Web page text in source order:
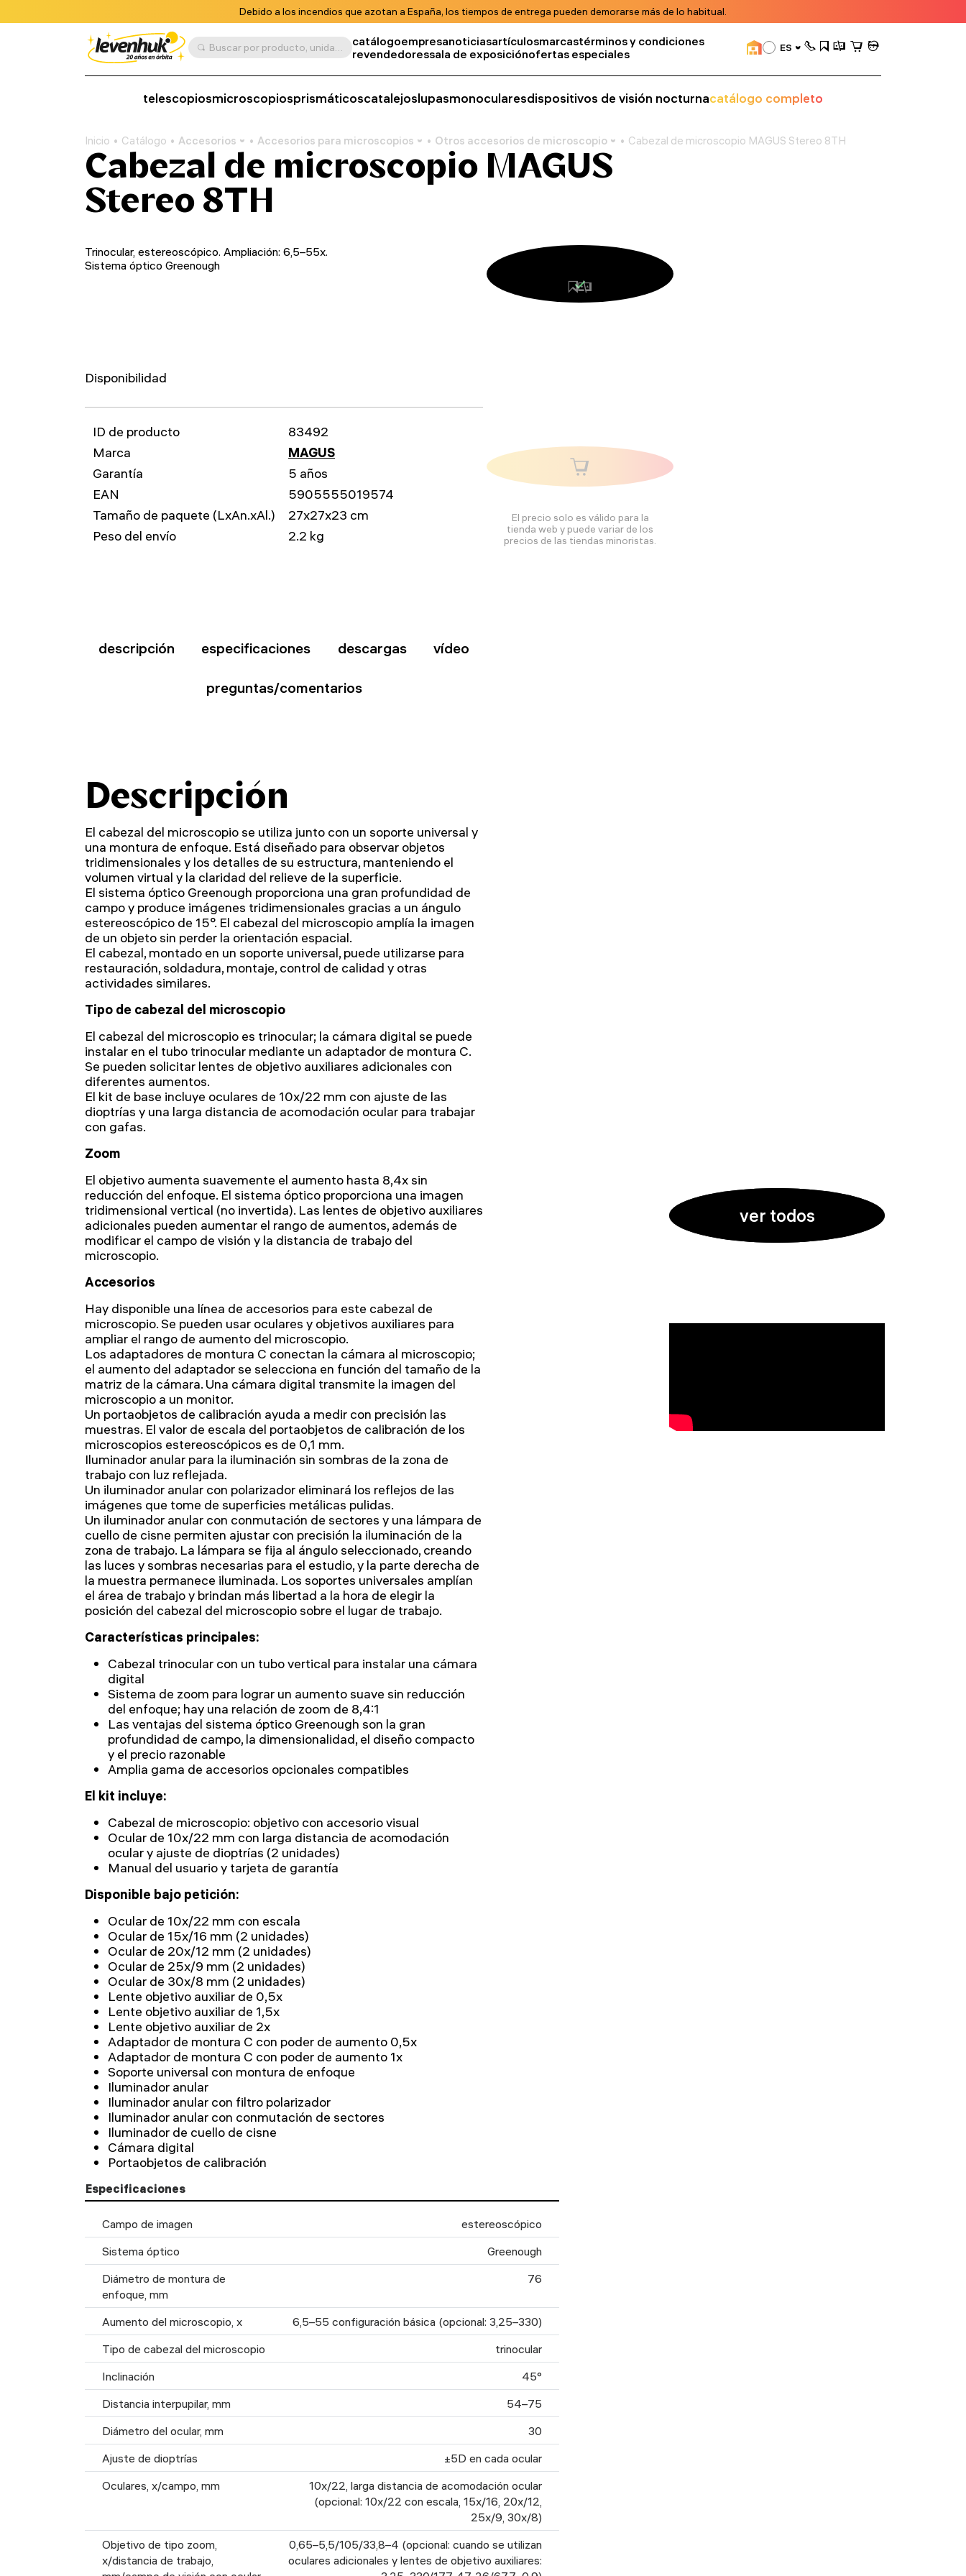
Debido a los incendios que azotan a España, los tiempos de entrega pueden demorarse más de lo habitual.
Buscar por producto, unidad de almacenamiento, categoría, etc. catálogoempresanoticiasartículosmarcastérminos y condiciones
revendedoressala de exposiciónofertas especiales ES
telescopiosmicroscopiosprismáticoscatalejoslupasmonocularesdispositivos de visión nocturnacatálogo completo
Inicio Catálogo Accesorios Accesorios para microscopios Otros accesorios de microscopio Cabezal de microscopio MAGUS Stereo 8TH
Cabezal de microscopio MAGUS
Stereo 8TH
ver todos
El precio solo es válido para la
tienda web y puede variar de los
precios de las tiendas minoristas.
Trinocular, estereoscópico. Ampliación: 6,5–55x.
Sistema óptico Greenough
Disponibilidad
ID de producto
83492
Marca
MAGUS
Garantía
5 años
EAN
5905555019574
Tamaño de paquete (LxAn.xAl.)
27x27x23 cm
Peso del envío
2.2 kg
descripción especificaciones descargas vídeo
preguntas/comentarios
Descripción
El cabezal del microscopio se utiliza junto con un soporte universal y
una montura de enfoque. Está diseñado para observar objetos
tridimensionales y los detalles de su estructura, manteniendo el
volumen virtual y la claridad del relieve de la superficie.
El sistema óptico Greenough proporciona una gran profundidad de
campo y produce imágenes tridimensionales gracias a un ángulo
estereoscópico de 15°. El cabezal del microscopio amplía la imagen
de un objeto sin perder la orientación espacial.
El cabezal, montado en un soporte universal, puede utilizarse para
restauración, soldadura, montaje, control de calidad y otras
actividades similares.
Tipo de cabezal del microscopio
El cabezal del microscopio es trinocular; la cámara digital se puede
instalar en el tubo trinocular mediante un adaptador de montura C.
Se pueden solicitar lentes de objetivo auxiliares adicionales con
diferentes aumentos.
El kit de base incluye oculares de 10x/22 mm con ajuste de las
dioptrías y una larga distancia de acomodación ocular para trabajar
con gafas.
Zoom
El objetivo aumenta suavemente el aumento hasta 8,4x sin
reducción del enfoque. El sistema óptico proporciona una imagen
tridimensional vertical (no invertida). Las lentes de objetivo auxiliares
adicionales pueden aumentar el rango de aumentos, además de
modificar el campo de visión y la distancia de trabajo del
microscopio.
Accesorios
Hay disponible una línea de accesorios para este cabezal de
microscopio. Se pueden usar oculares y objetivos auxiliares para
ampliar el rango de aumento del microscopio.
Los adaptadores de montura C conectan la cámara al microscopio;
el aumento del adaptador se selecciona en función del tamaño de la
matriz de la cámara. Una cámara digital transmite la imagen del
microscopio a un monitor.
Un portaobjetos de calibración ayuda a medir con precisión las
muestras. El valor de escala del portaobjetos de calibración de los
microscopios estereoscópicos es de 0,1 mm.
Iluminador anular para la iluminación sin sombras de la zona de
trabajo con luz reflejada.
Un iluminador anular con polarizador eliminará los reflejos de las
imágenes que tome de superficies metálicas pulidas.
Un iluminador anular con conmutación de sectores y una lámpara de
cuello de cisne permiten ajustar con precisión la iluminación de la
zona de trabajo. La lámpara se fija al ángulo seleccionado, creando
las luces y sombras necesarias para el estudio, y la parte derecha de
la muestra permanece iluminada. Los soportes universales amplían
el área de trabajo y brindan más libertad a la hora de elegir la
posición del cabezal del microscopio sobre el lugar de trabajo.
Características principales:
Cabezal trinocular con un tubo vertical para instalar una cámara
digital
Sistema de zoom para lograr un aumento suave sin reducción
del enfoque; hay una relación de zoom de 8,4:1
Las ventajas del sistema óptico Greenough son la gran
profundidad de campo, la dimensionalidad, el diseño compacto
y el precio razonable
Amplia gama de accesorios opcionales compatibles
El kit incluye:
Cabezal de microscopio: objetivo con accesorio visual
Ocular de 10x/22 mm con larga distancia de acomodación
ocular y ajuste de dioptrías (2 unidades)
Manual del usuario y tarjeta de garantía
Disponible bajo petición:
Ocular de 10x/22 mm con escala
Ocular de 15x/16 mm (2 unidades)
Ocular de 20x/12 mm (2 unidades)
Ocular de 25x/9 mm (2 unidades)
Ocular de 30x/8 mm (2 unidades)
Lente objetivo auxiliar de 0,5x
Lente objetivo auxiliar de 1,5x
Lente objetivo auxiliar de 2x
Adaptador de montura C con poder de aumento 0,5x
Adaptador de montura C con poder de aumento 1x
Soporte universal con montura de enfoque
Iluminador anular
Iluminador anular con filtro polarizador
Iluminador anular con conmutación de sectores
Iluminador de cuello de cisne
Cámara digital
Portaobjetos de calibración
Especificaciones
Campo de imagen
estereoscópico
Sistema óptico
Greenough
Diámetro de montura de
enfoque, mm
76
Aumento del microscopio, x
6,5–55 configuración básica (opcional: 3,25–330)
Tipo de cabezal del microscopio
trinocular
Inclinación
45°
Distancia interpupilar, mm
54–75
Diámetro del ocular, mm
30
Ajuste de dioptrías
±5D en cada ocular
Oculares, x/campo, mm
10x/22, larga distancia de acomodación ocular
(opcional: 10x/22 con escala, 15x/16, 20x/12,
25x/9, 30x/8)
Objetivo de tipo zoom,
x/distancia de trabajo,
0,65–5,5/105/33,8–4 (opcional: cuando se utilizan
oculares adicionales y lentes de objetivo auxiliares: